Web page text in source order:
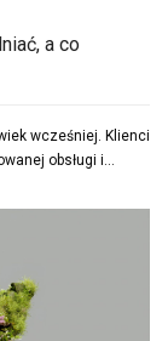
a co
wcześniej. Klienci
obsługi i...